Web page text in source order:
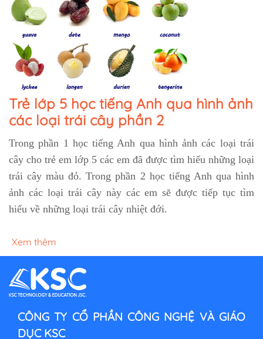
Trẻ lớp 5 học tiếng Anh qua hình ảnh
các loại trái cây phần 2
Trong phần 1 học tiếng Anh qua hình ảnh các loại trái
cây cho trẻ em lớp 5 các em đã được tìm hiểu những loại
trái cây màu đỏ. Trong phần 2 học tiếng Anh qua hình
ảnh các loại trái cây này các em sẽ được tiếp tục tìm
hiểu về những loại trái cây nhiệt đới.
Xem thêm
CÔNG TY CỔ PHẦN CÔNG NGHỆ VÀ GIÁO
DỤC KSC